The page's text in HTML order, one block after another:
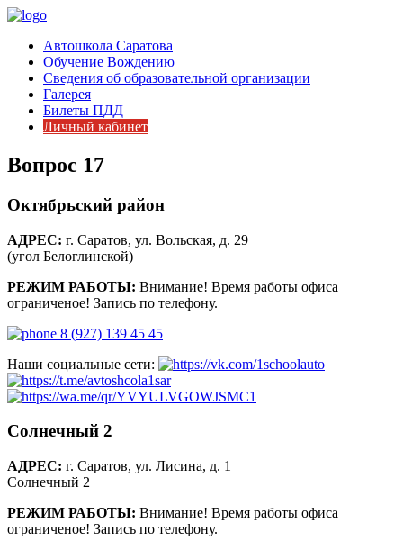
Автошкола Саратова
Обучение Вождению
Сведения об образовательной организации
Галерея
Билеты ПДД
Личный кабинет
Вопрос 17
Октябрьский район
АДРЕС: г. Саратов, ул. Вольская, д. 29
(угол Белоглинской)
РЕЖИМ РАБОТЫ: Внимание! Время работы офиса
ограниченое! Запись по телефону.
8 (927) 139 45 45
Наши социальные сети:
Солнечный 2
АДРЕС: г. Саратов, ул. Лисина, д. 1
Солнечный 2
РЕЖИМ РАБОТЫ: Внимание! Время работы офиса
ограниченое! Запись по телефону.